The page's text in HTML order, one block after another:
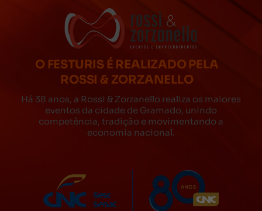
O FESTURIS É REALIZADO PELA
ROSSI & ZORZANELLO
Há 38 anos, a Rossi & Zorzanello realiza os maiores
eventos da cidade de Gramado, unindo
competência, tradição e movimentando a
economia nacional.